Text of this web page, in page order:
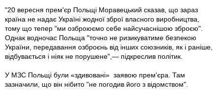
"20 вересня прем'єр Польщі Моравецький сказав, що зараз
країна не надає Україні жодної зброї власного виробництва,
тому що тепер "ми озброюємо себе найсучаснішою зброєю".
Однак водночас Польща "точно не ризикуватиме безпекою
України, передавання озброєнь від інших союзників, як і раніше,
відбувається і ніяк не порушене",— підкреслив політик.
У МЗС Польщі були «здивовані» заявою прем'єра. Там
зазначили, що він нібито "не погодив його з відомством".